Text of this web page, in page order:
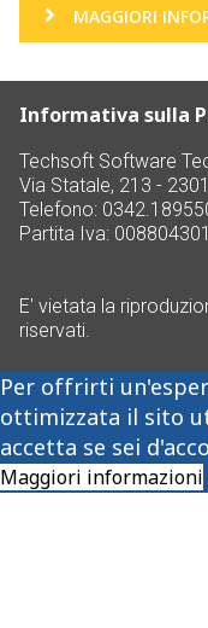
MAGGIORI
Informativa sulla
Techsoft Software
Via Statale, 213 -
Telefono:
Partita Iva:
E' vietata la
riservati.
Per offrirti
ottimizzata il sito
accetta se sei
Maggiori informazioni